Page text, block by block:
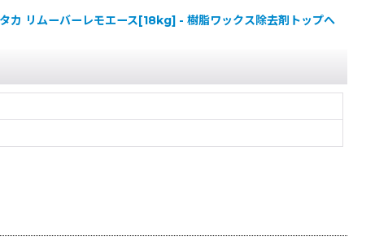
カ リムーバーレモエース[18kg] - 樹脂ワックス除去剤トップへ